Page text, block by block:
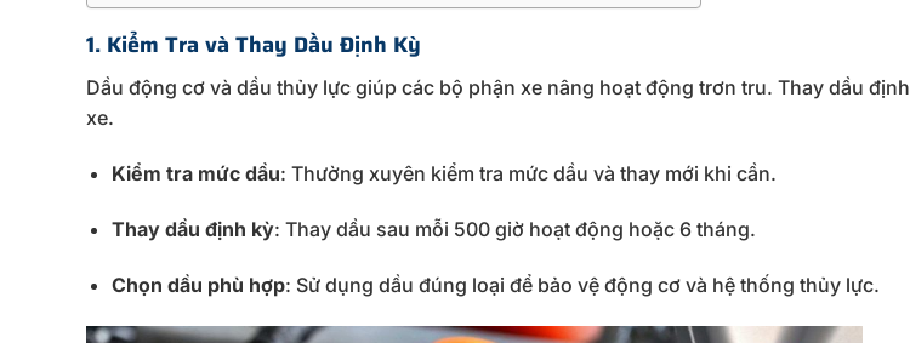
1. Kiểm Tra và Thay Dầu Định Kỳ
Dầu động cơ và dầu thủy lực giúp các bộ phận xe nâng hoạt động trơn tru. Thay dầu định
xe.
Kiểm tra mức dầu: Thường xuyên kiểm tra mức dầu và thay mới khi cần.
Thay dầu định kỳ: Thay dầu sau mỗi 500 giờ hoạt động hoặc 6 tháng.
Chọn dầu phù hợp: Sử dụng dầu đúng loại để bảo vệ động cơ và hệ thống thủy lực.